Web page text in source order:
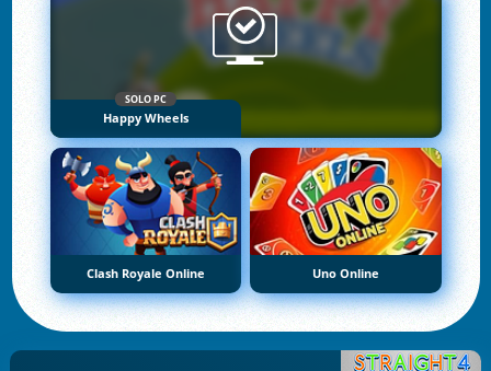
SOLO PC
Happy Wheels
Clash Royale Online Uno Online